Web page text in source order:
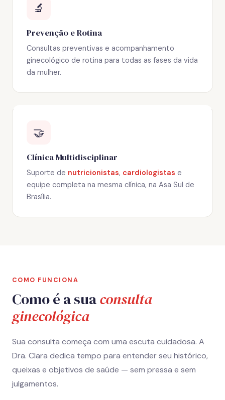
🔬
Prevenção e Rotina
Consultas preventivas e acompanhamento
ginecológico de rotina para todas as fases da vida
da mulher.
🤝
Clínica Multidisciplinar
Suporte de nutricionistas, cardiologistas e
equipe completa na mesma clínica, na Asa Sul de
Brasília.
COMO FUNCIONA
Como é a suaconsulta
ginecológica
Sua consulta começa com uma escuta cuidadosa. A
Dra. Clara dedica tempo para entender seu histórico,
queixas e objetivos de saúde — sem pressa e sem
julgamentos.